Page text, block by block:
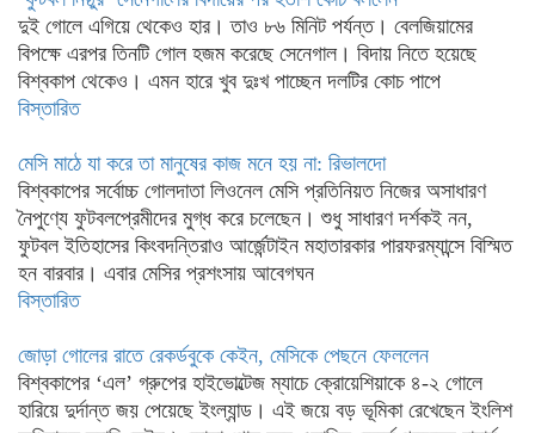
দুই গোলে এগিয়ে থেকেও হার। তাও ৮৬ মিনিট পর্যন্ত। বেলজিয়ামের
বিপক্ষে এরপর তিনটি গোল হজম করেছে সেনেগাল। বিদায় নিতে হয়েছে
বিশ্বকাপ থেকেও। এমন হারে খুব দুঃখ পাচ্ছেন দলটির কোচ পাপে
বিস্তারিত
মেসি মাঠে যা করে তা মানুষের কাজ মনে হয় না: রিভালদো
বিশ্বকাপের সর্বোচ্চ গোলদাতা লিওনেল মেসি প্রতিনিয়ত নিজের অসাধারণ
নৈপুণ্যে ফুটবলপ্রেমীদের মুগ্ধ করে চলেছেন। শুধু সাধারণ দর্শকই নন,
ফুটবল ইতিহাসের কিংবদন্তিরাও আর্জেন্টাইন মহাতারকার পারফরম্যান্সে বিস্মিত
হন বারবার। এবার মেসির প্রশংসায় আবেগঘন
বিস্তারিত
জোড়া গোলের রাতে রেকর্ডবুকে কেইন, মেসিকে পেছনে ফেললেন
বিশ্বকাপের ‘এল’ গ্রুপের হাইভোল্টেজ ম্যাচে ক্রোয়েশিয়াকে ৪-২ গোলে
হারিয়ে দুর্দান্ত জয় পেয়েছে ইংল্যান্ড। এই জয়ে বড় ভূমিকা রেখেছেন ইংলিশ